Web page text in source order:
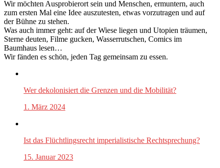
Wir möchten Ausprobierort sein und Menschen, ermuntern, auch
zum ersten Mal eine Idee auszutesten, etwas vorzutragen und auf
der Bühne zu stehen.
Was auch immer geht: auf der Wiese liegen und Utopien träumen,
Sterne deuten, Filme gucken, Wasserrutschen, Comics im
Baumhaus lesen…
Wir fänden es schön, jeden Tag gemeinsam zu essen.
Wer dekolonisiert die Grenzen und die Mobilität?
1. März 2024
Ist das Flüchtlingsrecht imperialistische Rechtsprechung?
15. Januar 2023